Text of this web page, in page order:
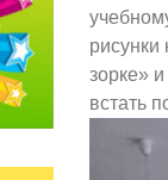
зорке»
встать